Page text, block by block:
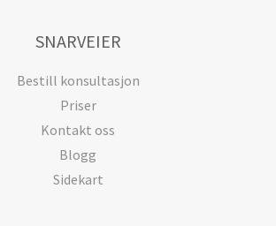
SNARVEIER
Bestill konsultasjon
Priser
Kontakt oss
Blogg
Sidekart